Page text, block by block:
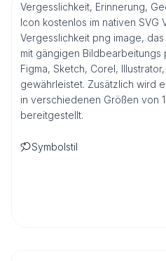
Vergesslichkeit, Erinnerung,
Icon kostenlos im nativen SVG
Vergesslichkeit png image,
mit gängigen Bildbearbeitungs
Figma, Sketch, Corel,
gewährleistet. Zusätzlich wird
in verschiedenen Größen von
bereitgestellt.
Symbolstil